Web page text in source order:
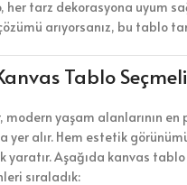
her tarz dekorasyona uyum
arıyorsanız, bu tablo
Tablo
modern yaşam alanlarının
yer alır. Hem estetik
yaratır. Aşağıda kanvas
sıraladık: